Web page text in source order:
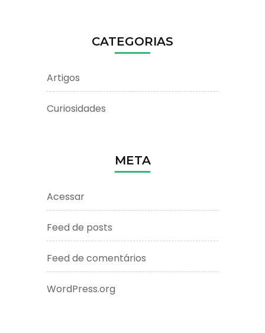
CATEGORIAS
Artigos
Curiosidades
META
Acessar
Feed de posts
Feed de comentários
WordPress.org